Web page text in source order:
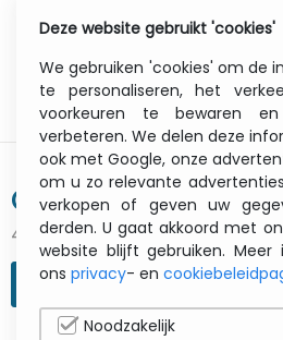
CISCO
4122 gevonden resultaten
ZOEKOPDRACHT VERFIJNEN
Deze website gebruikt 'cookies'
We gebruiken 'cookies' om de
te personaliseren, het
voorkeuren te bewaren
verbeteren. We delen deze
ook met Google, onze
om u zo relevante
verkopen of geven uw
derden. U gaat akkoord met
website blijft gebruiken.
ons privacy- en
Noodzakelijk